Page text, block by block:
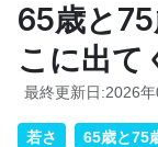
65歳と
こに出て
最終更新日:2026
若さ 65歳と75